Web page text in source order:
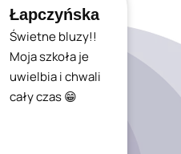
Łapczyńska
Świetne bluzy!!
Moja szkoła je
uwielbia i chwali
cały czas 😁